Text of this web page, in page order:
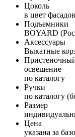
Цоколь
в цвет
Подъемники
BOYARD
Аксессуары
Выкатные
освещение
по каталогу
Ручки
по каталогу
Размер
Цена
указана за